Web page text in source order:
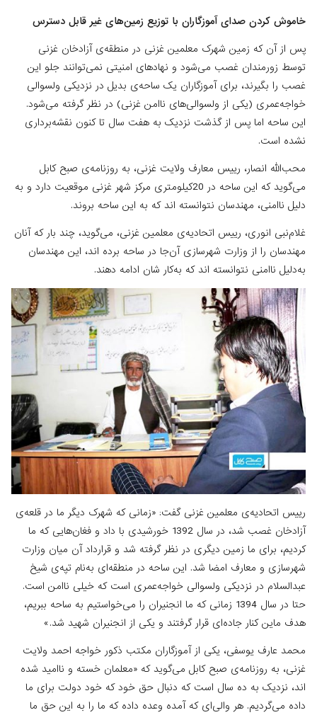
خاموش کردن صدای آموزگاران با توزیع زمین‌های غیر قابل دسترس
پس از آن که زمین شهرک معلمین غزنی در منطقه‌ی آزادخان غزنی
توسط زورمندان غصب می‌شود و نهادهای امنیتی نمی‌توانند جلو این
غصب را بگیرند، برای آموزگاران یک ساحه‌ی بدیل در نزدیکی ولسوالی
خواجه‌عمری (یکی از ولسوالی‌های ناامن غزنی) در نظر گرفته می‌شود.
این ساحه اما پس از گذشت نزدیک به هفت سال تا کنون نقشه‌برداری
نشده است.
محب‌الله انصار، رییس معارف ولایت غزنی، به روزنامه‌ی صبح کابل
می‌گوید که این ساحه در 20کیلومتری مرکز شهر غزنی موقعیت دارد و به
دلیل ناامنی، مهندسان نتوانسته ‌اند که به این ساحه بروند.
غلام‌نبی انوری، رییس اتحادیه‌ی معلمین غزنی، می‌گوید، چند بار که آنان
مهندسان را از وزارت شهرسازی آن‌جا در ساحه برده ‌اند، این مهندسان
به‌دلیل ناامنی نتوانسته ‌اند که به‌کار شان ادامه دهند.
رییس اتحادیه‌ی معلمین غزنی گفت: «زمانی ‌که شهرک دیگر ما در قلعه‌ی
آزادخان غصب شد، در سال 1392 خورشیدی با داد و فغان‌هایی که ما
کردیم، برای ما زمین دیگری در نظر گرفته شد و قرارداد آن میان وزارت
شهرسازی و معارف امضا شد. این ساحه در منطقه‌ای به‌نام تپه‌ی شیخ
عبدالسلام در نزدیکی ولسوالی خواجه‌عمری است که خیلی ناامن است.
حتا در سال 1394 زمانی‌ که ما انجنیران را می‌خواستیم به ساحه ببریم،
هدف ماین کنار جاده‌ای قرار گرفتند و یکی از انجنیران شهید شد.»
محمد عارف یوسفی، یکی از آموزگاران مکتب ذکور خواجه احمد ولایت
غزنی، به روزنامه‌ی صبح کابل می‌گوید که «معلمان خسته و ناامید شده
‌اند، نزدیک به ده سال است که دنبال حق خود که خود دولت برای ما
داده می‌گردیم. هر والی‌ای که آمده وعده داده که ما را به این حق ما